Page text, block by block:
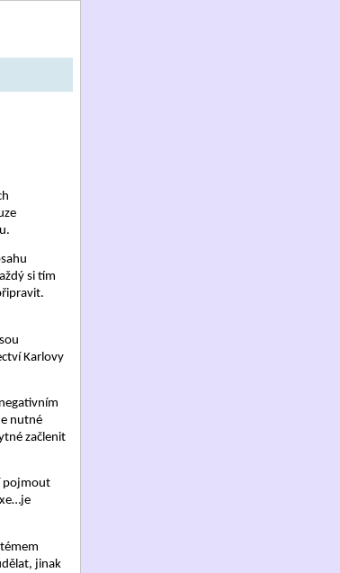
si tím
Karlovy
nutné
začlenit
pojmout
jinak